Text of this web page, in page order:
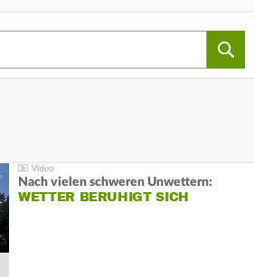
Nach vielen schweren Unwettern:
WETTER BERUHIGT SICH